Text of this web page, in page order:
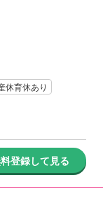
休育休あり
登録して見る